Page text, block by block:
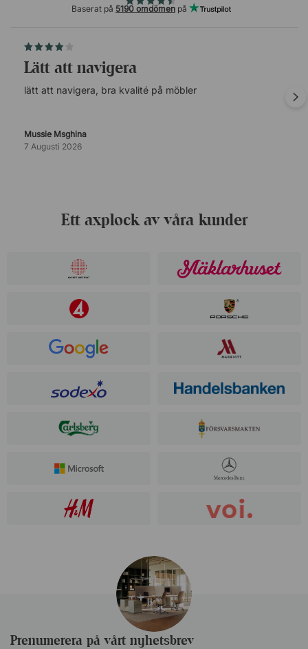
Baserat på 5190 omdömenpå
lätt att navigera
lätt att navigera, bra kvalité på möbler
Mussie Msghina
7 Augusti 2026
Ett axplock av våra kunder
Prenumerera på vårt nyhetsbrev